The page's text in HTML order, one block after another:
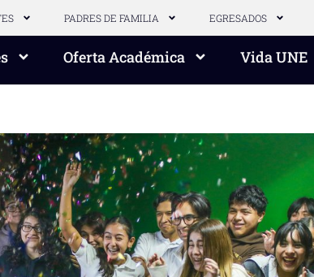
PADRES DE FAMILIA EGRESADOS
Oferta Académica Vida UNE